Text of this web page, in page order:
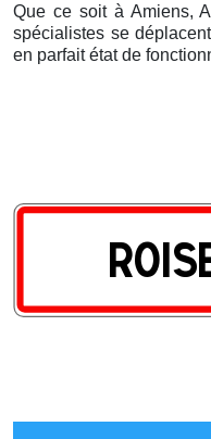
Que ce soit à Amiens,
spécialistes se
en parfait état de